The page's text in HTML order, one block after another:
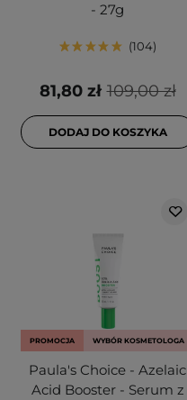
- 27g
104
109,00 zł
81,80 zł
DODAJ DO KOSZYKA
PROMOCJA WYBÓR KOSMETOLOGA
Paula's Choice - Azelaic
Acid Booster - Serum z